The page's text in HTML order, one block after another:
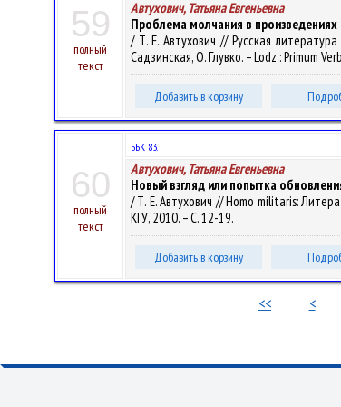
59
полный
текст
Автухович, Татьяна Евгеньевна
Проблема молчания в произведениях
/ Т. Е. Автухович // Русская
Садзинская, О. Глувко. – Lodz : Primum
Добавить в корзину
60
полный
текст
ББК 83.
Автухович, Татьяна Евгеньевна
Новый взгляд или попытка
/ Т. Е. Автухович // Homo militaris:
КГУ, 2010. – С. 12-19.
Добавить в корзину
<< <